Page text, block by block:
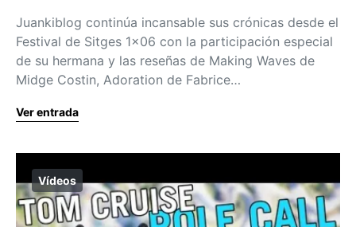
Juankiblog continúa incansable sus crónicas desde el
Festival de Sitges 1×06 con la participación especial
de su hermana y las reseñas de Making Waves de
Midge Costin, Adoration de Fabrice…
Ver entrada
Vídeos